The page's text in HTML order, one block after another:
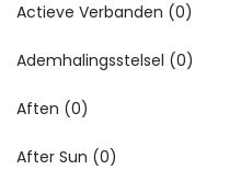
Actieve Verbanden (0)
Ademhalingsstelsel (0)
Aften (0)
After Sun (0)